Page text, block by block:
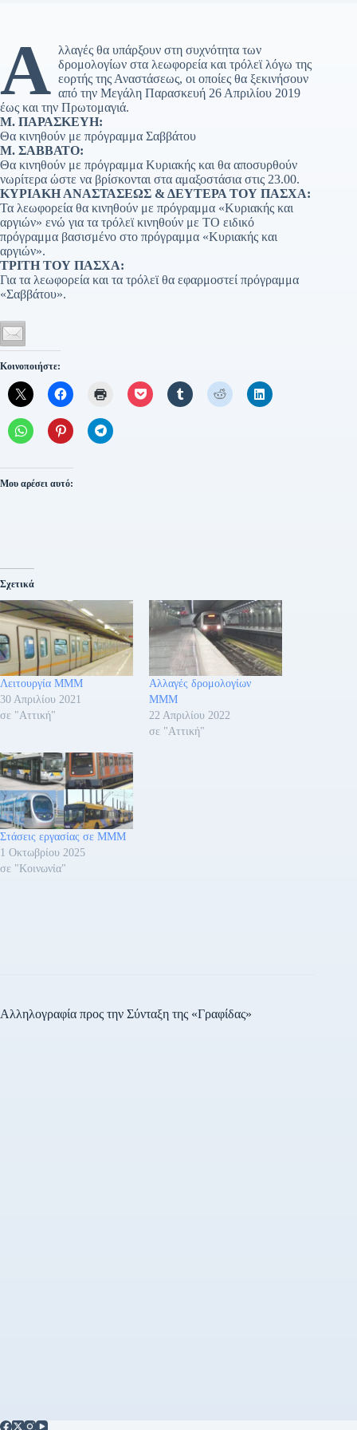
Α λλαγές θα υπάρξουν στη συχνότητα των
δρομολογίων στα λεωφορεία και τρόλεϊ λόγω της
εορτής της Αναστάσεως, οι οποίες θα ξεκινήσουν
από την Μεγάλη Παρασκευή 26 Απριλίου 2019
έως και την Πρωτομαγιά.
Μ. ΠΑΡΑΣΚΕΥΗ:
Θα κινηθούν με πρόγραμμα Σαββάτου
Μ. ΣΑΒΒΑΤΟ:
Θα κινηθούν με πρόγραμμα Κυριακής και θα αποσυρθούν
νωρίτερα ώστε να βρίσκονται στα αμαξοστάσια στις 23.00.
ΚΥΡΙΑΚΗ ΑΝΑΣΤΑΣΕΩΣ & ΔΕΥΤΕΡΑ ΤΟΥ ΠΑΣΧΑ:
Τα λεωφορεία θα κινηθούν με πρόγραμμα «Κυριακής και
αργιών» ενώ για τα τρόλεϊ κινηθούν με ΤΟ ειδικό
πρόγραμμα βασισμένο στο πρόγραμμα «Κυριακής και
αργιών».
ΤΡΙΤΗ ΤΟΥ ΠΑΣΧΑ:
Για τα λεωφορεία και τα τρόλεϊ θα εφαρμοστεί πρόγραμμα
«Σαββάτου».
Κοινοποιήστε:
Μου αρέσει αυτό:
Σχετικά
Λειτουργία ΜΜΜ
30 Απριλίου 2021
σε "Αττική"
Αλλαγές δρομολογίων
ΜΜΜ
22 Απριλίου 2022
σε "Αττική"
Στάσεις εργασίας σε ΜΜΜ
1 Οκτωβρίου 2025
σε "Κοινωνία"
Αλληλογραφία προς την Σύνταξη της «Γραφίδας»